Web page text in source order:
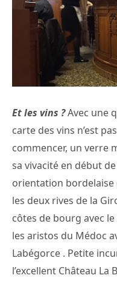
Et les vins ?Avec une
carte des vins n’est
commencer, un verre
sa vivacité en début
orientation bordelaise
les deux rives de la
côtes de bourg avec le
les aristos du Médoc
Labégorce . Petite
l’excellent Château